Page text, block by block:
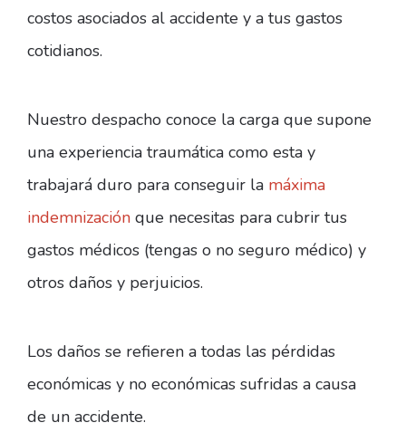
costos asociados al accidente y a tus gastos
cotidianos.
Nuestro despacho conoce la carga que supone
una experiencia traumática como esta y
trabajará duro para conseguir la máxima
indemnización que necesitas para cubrir tus
gastos médicos (tengas o no seguro médico) y
otros daños y perjuicios.
Los daños se refieren a todas las pérdidas
económicas y no económicas sufridas a causa
de un accidente.